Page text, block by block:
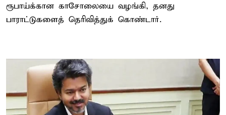
ரூபாய்க்கான காசோலையை வழங்கி, தனது
பாராட்டுகளைத் தெரிவித்துக் கொண்டார்.